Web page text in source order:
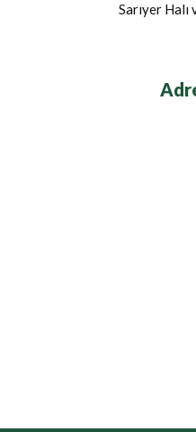
Sarıyer Halı